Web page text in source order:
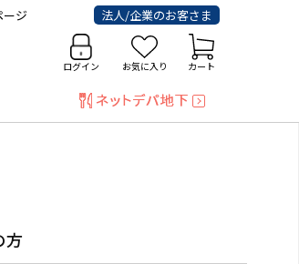
ージ 法人/企業のお客さま
ログイン お気に入り カート
方